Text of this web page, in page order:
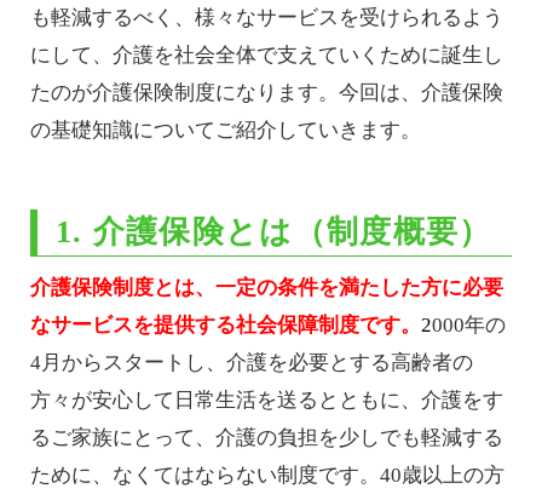
も軽減するべく、様々なサービスを受けられるよう
にして、介護を社会全体で支えていくために誕生し
たのが介護保険制度になります。今回は、介護保険
の基礎知識についてご紹介していきます。
1. 介護保険とは（制度概要）
介護保険制度とは、一定の条件を満たした方に必要
なサービスを提供する社会保障制度です。 2000年の
4月からスタートし、介護を必要とする高齢者の
方々が安心して日常生活を送るとともに、介護をす
るご家族にとって、介護の負担を少しでも軽減する
ために、なくてはならない制度です。40歳以上の方